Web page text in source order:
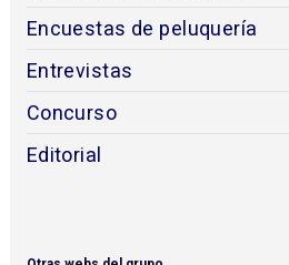
Encuestas de peluquería
Entrevistas
Concurso
Editorial